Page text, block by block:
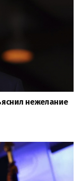
нежелание